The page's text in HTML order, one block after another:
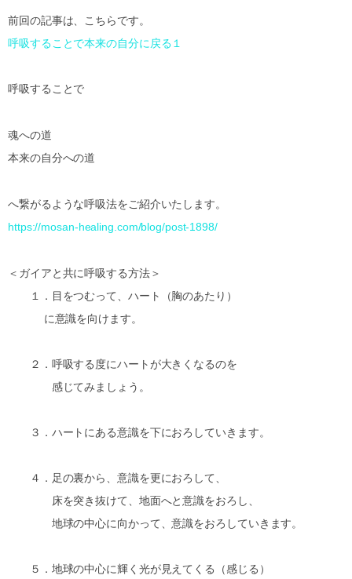
前回の記事は、こちらです。
呼吸することで本来の自分に戻る１
呼吸することで
魂への道
本来の自分への道
へ繋がるような呼吸法をご紹介いたします。
https://mosan-healing.com/blog/post-1898/
＜ガイアと共に呼吸する方法＞
１．目をつむって、ハート（胸のあたり）
に意識を向けます。
２．呼吸する度にハートが大きくなるのを
感じてみましょう。
３．ハートにある意識を下におろしていきます。
４．足の裏から、意識を更におろして、
床を突き抜けて、地面へと意識をおろし、
地球の中心に向かって、意識をおろしていきます。
５．地球の中心に輝く光が見えてくる（感じる）